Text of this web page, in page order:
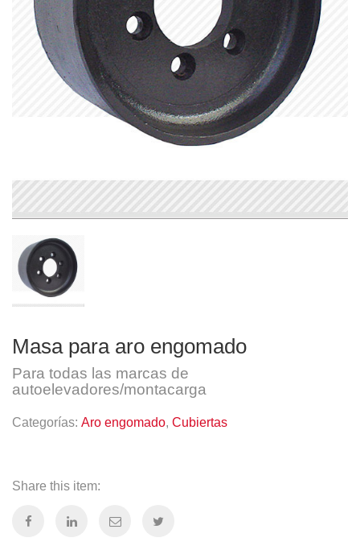
Masa para aro engomado
Para todas las marcas de
autoelevadores/montacarga
Categorías: Aro engomado, Cubiertas
Share this item: